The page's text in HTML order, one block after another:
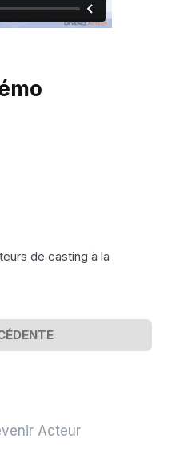
de casting à la
Acteur